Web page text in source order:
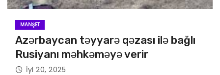
MANŞET
Azərbaycan təyyarə qəzası ilə bağlı
Rusiyanı məhkəməyə verir
İyl 20, 2025